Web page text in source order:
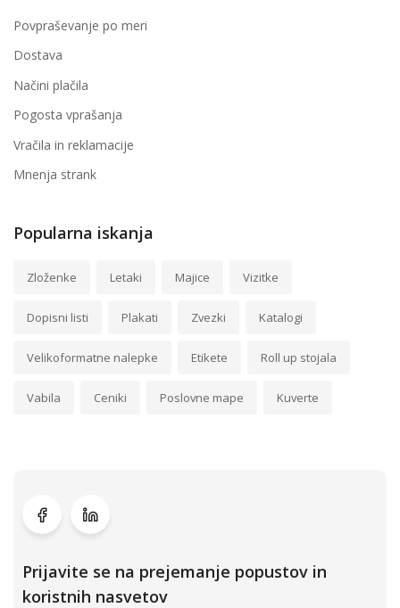
Povpraševanje po meri
Dostava
Načini plačila
Pogosta vprašanja
Vračila in reklamacije
Mnenja strank
Popularna iskanja
Zloženke Letaki Majice Vizitke
Dopisni listi Plakati Zvezki Katalogi
Velikoformatne nalepke Etikete Roll up stojala
Vabila Ceniki Poslovne mape Kuverte
Prijavite se na prejemanje popustov in
koristnih nasvetov